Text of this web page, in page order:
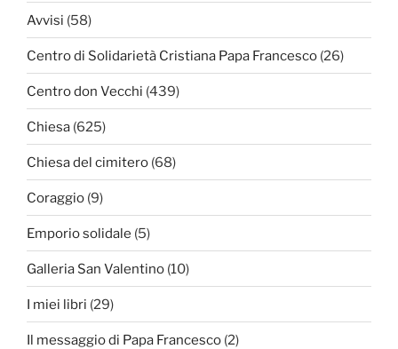
Avvisi (58)
Centro di Solidarietà Cristiana Papa Francesco (26)
Centro don Vecchi (439)
Chiesa (625)
Chiesa del cimitero (68)
Coraggio (9)
Emporio solidale (5)
Galleria San Valentino (10)
I miei libri (29)
Il messaggio di Papa Francesco (2)